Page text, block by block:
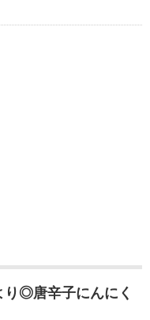
◎唐辛子にんにく